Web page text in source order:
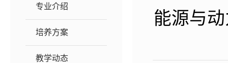
专业介绍
培养方案
教学动态
能源与